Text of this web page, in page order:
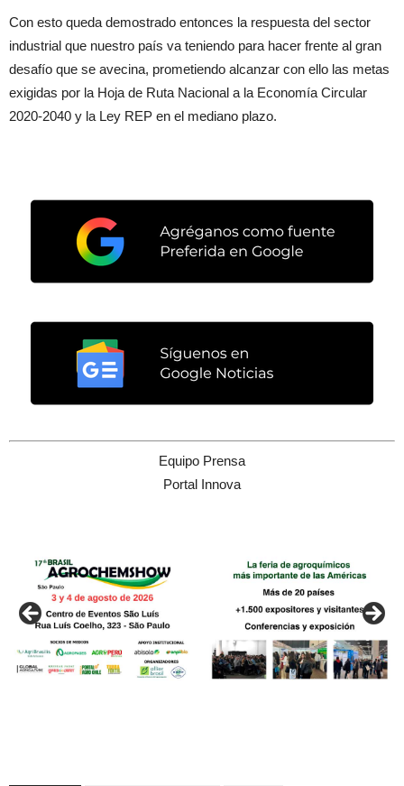
Con esto queda demostrado entonces la respuesta del sector
industrial que nuestro país va teniendo para hacer frente al gran
desafío que se avecina, prometiendo alcanzar con ello las metas
exigidas por la Hoja de Ruta Nacional a la Economía Circular
2020-2040 y la Ley REP en el mediano plazo.
Equipo Prensa
Portal Innova